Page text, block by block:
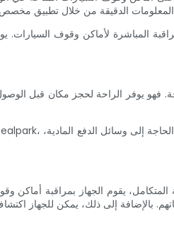
المباشرة لأماكن وقوف